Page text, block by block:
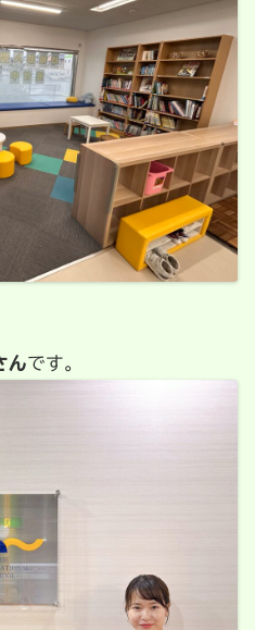
んです。